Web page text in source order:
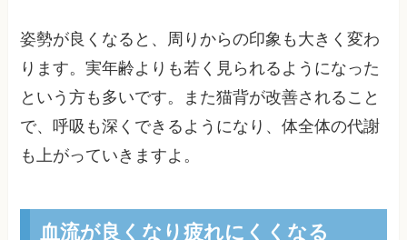
姿勢が良くなると、周りからの印象も大きく変わ
ります。実年齢よりも若く見られるようになった
という方も多いです。また猫背が改善されること
で、呼吸も深くできるようになり、体全体の代謝
も上がっていきますよ。
血流が良くなり疲れにくくなる